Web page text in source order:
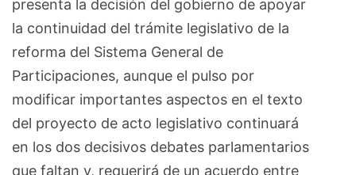
presenta la decisión del gobierno de apoyar
la continuidad del trámite legislativo de la
reforma del Sistema General de
Participaciones, aunque el pulso por
modificar importantes aspectos en el texto
del proyecto de acto legislativo continuará
en los dos decisivos debates parlamentarios
que faltan y, requerirá de un acuerdo entre